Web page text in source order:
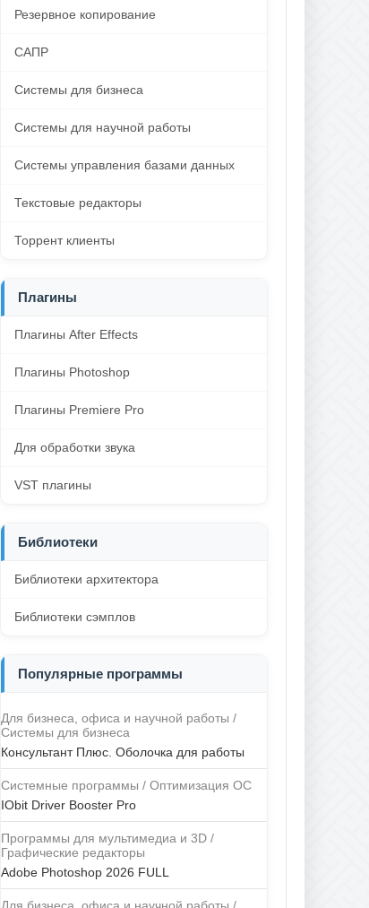
Резервное копирование
САПР
Системы для бизнеса
Системы для научной работы
Системы управления базами данных
Текстовые редакторы
Торрент клиенты
Плагины
Плагины After Effects
Плагины Photoshop
Плагины Premiere Pro
Для обработки звука
VST плагины
Библиотеки
Библиотеки архитектора
Библиотеки сэмплов
Популярные программы
Для бизнеса, офиса и научной работы /
Системы для бизнеса
Консультант Плюс. Оболочка для работы
Системные программы / Оптимизация ОС
IObit Driver Booster Pro
Программы для мультимедиа и 3D /
Графические редакторы
Adobe Photoshop 2026 FULL